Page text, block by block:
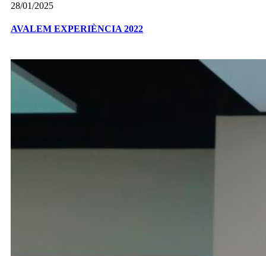
28/01/2025
AVALEM EXPERIÈNCIA 2022